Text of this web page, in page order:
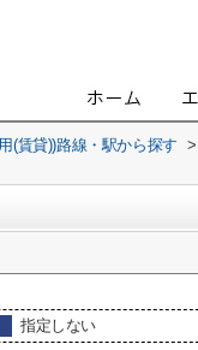
(賃貸))路線・駅から探す >
指定しない